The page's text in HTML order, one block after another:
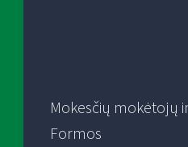
Mokesčių mokėtojų
Formos